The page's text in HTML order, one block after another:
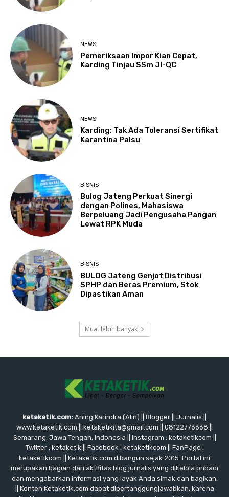
NEWS
Pemeriksaan Impor Kian Cepat,
Karding Tinjau SSm JI-QC
NEWS
Karding: Tak Ada Toleransi Sertifikat
Karantina Palsu
BISNIS
Bulog Jateng Perkuat Sinergi
dengan Polines, Mahasiswa
Berpeluang Jadi Pengusaha Pangan
Lewat RPK Muda
BISNIS
BULOG Jateng Genjot Distribusi
SPHP dan Beras Premium, Stok
Dipastikan Aman
Muat lebih banyak
ketaketik.com: Aning Karindra (Alin) || Blogger || Jurnalis ||
www.ketaketik.com || ketaketikita@gmail.com || 08122776668 ||
Semarang, Jawa Tengah, Indonesia || Instagram : ketaketikcom ||
Twitter : ketaketik || Facebook : ketaketikcom || FanPage :
ketaketikcom || Ketaketik.com dibangun sejak 2015. Portal ini
merupakan bagian dari aktifitas blog jurnalis yang dikelola pribadi
dan mengabarkan informasi yang layak Anda simak dan bagikan.
|| Konten Ketaketik.com dapat dipertanggungjawabkan, karena